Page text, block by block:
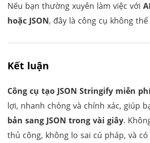
Nếu bạn thường xuyên làm việc với
hoặc JSON, đây là công cụ không
Kết luận
Công cụ tạo JSON Stringify miễn
lợi, nhanh chóng và chính xác, giúp
bản sang JSON trong vài giây.
thủ công, không lo sai cú pháp, và